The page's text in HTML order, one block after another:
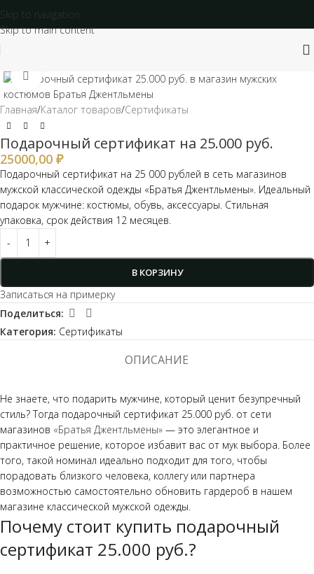
Skip to navigation
Skip to main content
Click to enlarge
Главная/Каталог товаров/Сертификаты
Подарочный сертификат на 25.000 руб.
25000,00 ₽
Подарочный сертификат на 25 000 рублей в сеть магазинов
мужской классической одежды «Братья Джентльмены». Идеальный
подарок мужчине: костюмы, обувь, аксессуары. Стильная
упаковка, срок действия 12 месяцев.
В КОРЗИНУ
Записаться на примерку
Поделиться:
Категория: Сертификаты
ОПИСАНИЕ
Не знаете, что подарить мужчине, который ценит безупречный
стиль? Тогда подарочный сертификат 25.000 руб. от сети
магазинов «Братья Джентльмены» — это элегантное и
практичное решение, которое избавит вас от мук выбора. Более
того, такой номинал идеально подходит для того, чтобы
порадовать близкого человека, коллегу или партнера
возможностью самостоятельно обновить гардероб в нашем
магазине классической мужской одежды.
Почему стоит купить подарочный
сертификат 25.000 руб.?